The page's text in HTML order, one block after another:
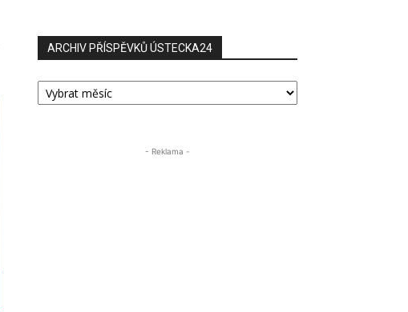
ARCHIV PŘÍSPĚVKŮ ÚSTECKA24
ARCHIV
PŘÍSPĚVKŮ
- Reklama -